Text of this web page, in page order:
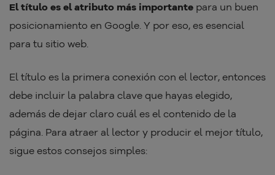
El título es el atributo más importante para un buen
posicionamiento en Google. Y por eso, es esencial
para tu sitio web.
El título es la primera conexión con el lector, entonces
debe incluir la palabra clave que hayas elegido,
además de dejar claro cuál es el contenido de la
página. Para atraer al lector y producir el mejor título,
sigue estos consejos simples: